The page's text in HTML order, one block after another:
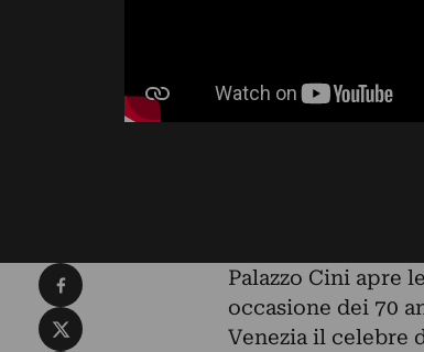
Palazzo Cini apre
occasione dei 70
Venezia il celebre
Condividi su Facebook
Condividi su X